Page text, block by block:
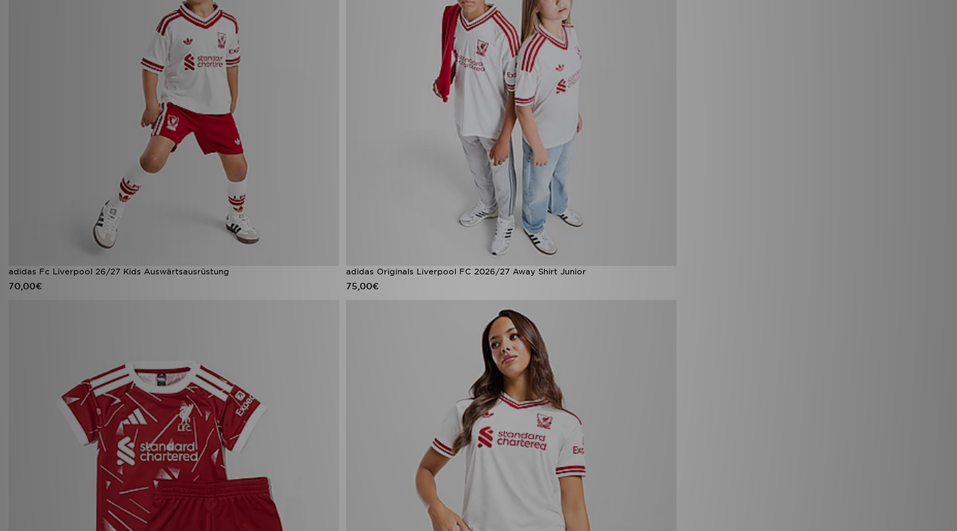
adidas Fc Liverpool 26/27 Kids Auswärtsausrüstung
70,00€
adidas Originals Liverpool FC 2026/27 Away Shirt Junior
75,00€